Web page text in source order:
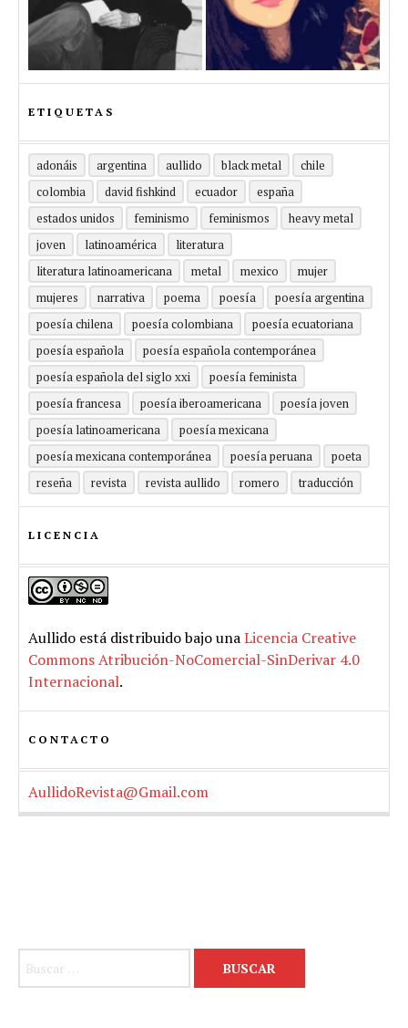
ETIQUETAS
adonáis argentina aullido black metal
chile
colombia
david fishkind ecuador
españa
estados unidos
feminismo feminismos
heavy metal
joven
latinoamérica
literatura
literatura latinoamericana
metal mexico
mujer
mujeres
narrativa poema poesía
poesía argentina
poesía chilena
poesía colombiana
poesía ecuatoriana
poesía española
poesía española contemporánea
poesía española del siglo xxi
poesía feminista
poesía francesa
poesía iberoamericana
poesía joven
poesía latinoamericana
poesía mexicana
poesía mexicana contemporánea
poesía peruana
poeta
reseña
revista revista aullido romero traducción
LICENCIA
Aullido está distribuido bajo unaLicencia Creative
Commons Atribución-NoComercial-SinDerivar 4.0
Internacional.
CONTACTO
AullidoRevista@Gmail.com